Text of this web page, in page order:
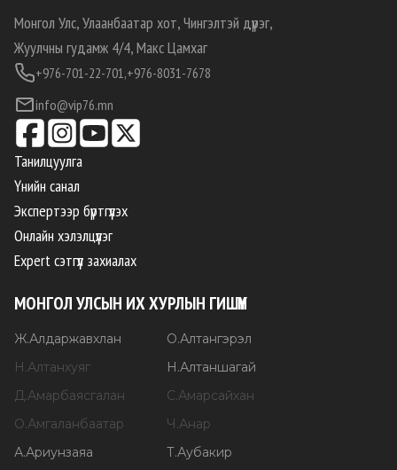
Монгол Улс, Улаанбаатар хот, Чингэлтэй дүүрэг,
Жуулчны гудамж 4/4, Макс Цамхаг
+976-701-22-701,+976-8031-7678
info@vip76.mn
Танилцуулга
Үнийн санал
Экспертээр бүртгүүлэх
Онлайн хэлэлцүүлэг
Expert сэтгүүл захиалах
МОНГОЛ УЛСЫН ИХ ХУРЛЫН ГИШҮҮН
Ж.Алдаржавхлан О.Алтангэрэл
Н.Алтанхуяг Н.Алтаншагай
Д.Амарбаясгалан С.Амарсайхан
О.Амгаланбаатар Ч.Анар
А.Ариунзаяа Т.Аубакир